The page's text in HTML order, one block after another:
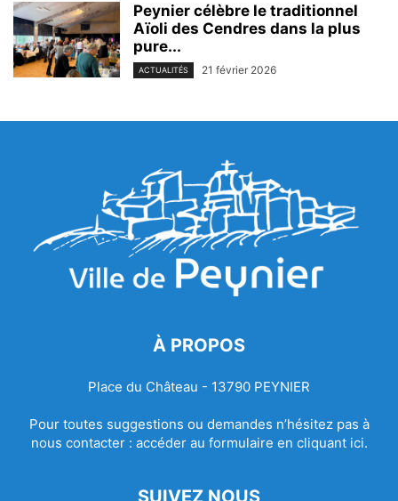
Peynier célèbre le traditionnel
Aïoli des Cendres dans la plus
pure...
ACTUALITÉS 21 février 2026
À PROPOS
Place du Château - 13790 PEYNIER
Pour toutes suggestions ou demandes n’hésitez pas à
nous contacter : accéder au formulaire en cliquant ici.
SUIVEZ NOUS